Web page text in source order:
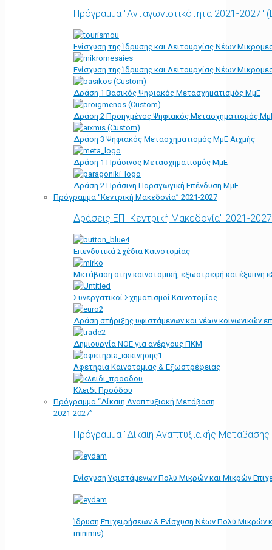
Πρόγραμμα "Ανταγωνιστικότητα 2021-
Ενίσχυση της Ίδρυσης και Λειτουργίας Νέων
Ενίσχυση της Ίδρυσης και Λειτουργίας Νέων
Δράση 1 Βασικός Ψηφιακός Μετασχηματισμός ΜμΕ
Δράση 2 Προηγμένος Ψηφιακός Μετασχηματισμός
Δράση 3 Ψηφιακός Μετασχηματισμός ΜμΕ Αιχμής
Δράση 1 Πράσινος Μετασχηματισμός ΜμΕ
Δράση 2 Πράσινη Παραγωγική Επένδυση ΜμΕ
Πρόγραμμα “Κεντρική Μακεδονία” 2021-2027
Δράσεις ΕΠ "Κεντρική Μακεδονία" 2021-2027
Επενδυτικά Σχέδια Καινοτομίας
Μετάβαση στην καινοτομική, εξωστρεφή και έξυπνη
Συνεργατικοί Σχηματισμοί Καινοτομίας
Δράση στήριξης υφιστάμενων και νέων κοινωνικών
Δημιουργία ΝΘΕ για ανέργους ΠΚΜ
Αφετηρία Kαινοτομίας & Εξωστρέφειας
Κλειδί Προόδου
Πρόγραμμα “Δίκαιη Αναπτυξιακή Μετάβαση
2021-2027”
Πρόγραμμα "Δίκαιη Αναπτυξιακής
Ενίσχυση Υφιστάμενων Πολύ Μικρών και Μικρών
Ίδρυση Επιχειρήσεων & Ενίσχυση Νέων Πολύ Μικρών
minimis)